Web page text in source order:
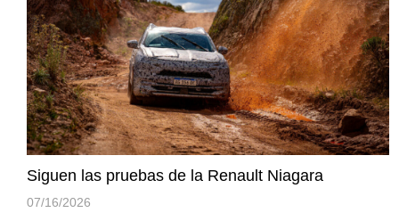
Siguen las pruebas de la Renault Niagara
07/16/2026